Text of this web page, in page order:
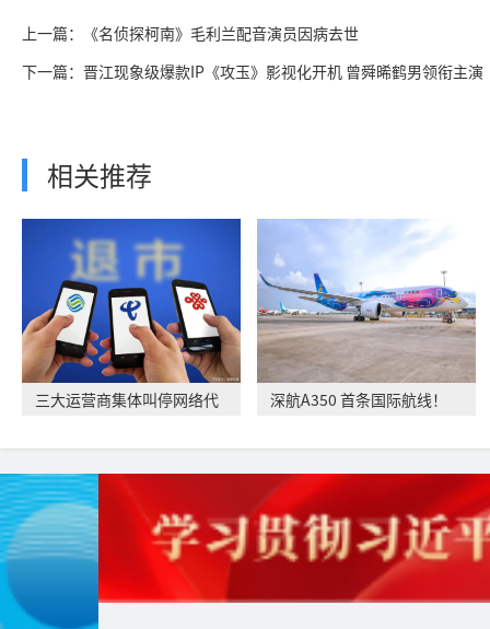
上一篇：《名侦探柯南》毛利兰配音演员因病去世
下一篇：晋江现象级爆款IP《攻玉》影视化开机 曾舜晞鹤男领衔主演
相关推荐
三大运营商集体叫停网络代
深航A350 首条国际航线！